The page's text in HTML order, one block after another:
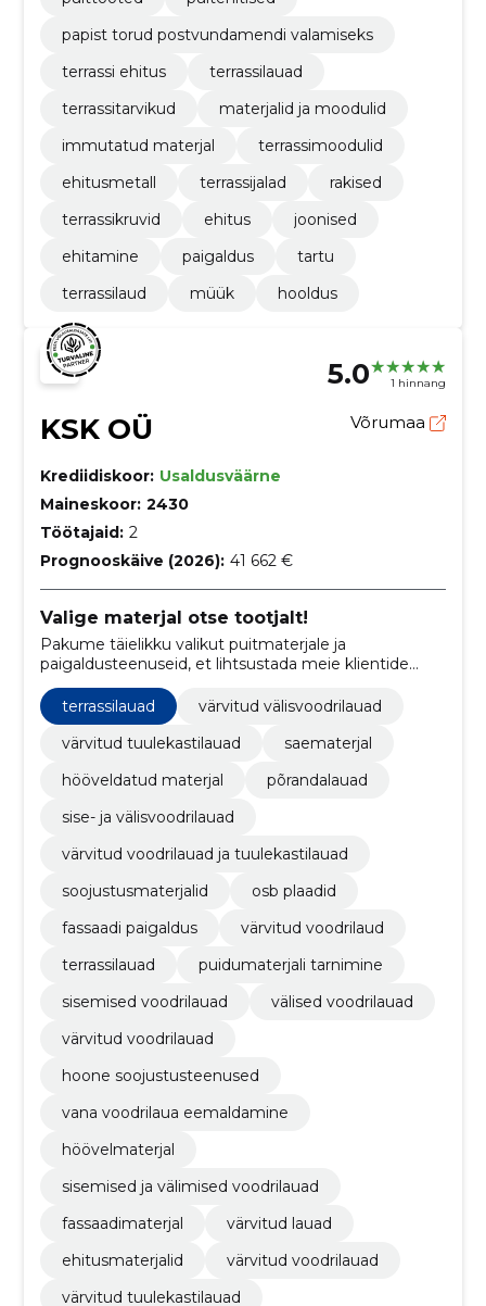
papist torud postvundamendi valamiseks
terrassi ehitus
terrassilauad
terrassitarvikud
materjalid ja moodulid
immutatud materjal
terrassimoodulid
ehitusmetall
terrassijalad
rakised
terrassikruvid
ehitus
joonised
ehitamine
paigaldus
tartu
terrassilaud
müük hooldus
5.0 1 hinnang
KSK OÜ Võrumaa
Krediidiskoor: Usaldusväärne
Maineskoor: 2430
Töötajaid: 2
Prognooskäive (2026): 41 662 €
Valige materjal otse tootjalt!
Pakume täielikku valikut puitmaterjale ja
paigaldusteenuseid, et lihtsustada meie klientide
ehitusprotsessi.
terrassilauad
värvitud välisvoodrilauad
värvitud tuulekastilauad
saematerjal
hööveldatud materjal
põrandalauad
sise- ja välisvoodrilauad
värvitud voodrilauad ja tuulekastilauad
soojustusmaterjalid
osb plaadid
fassaadi paigaldus
värvitud voodrilaud
terrassilauad
puidumaterjali tarnimine
sisemised voodrilauad
välised voodrilauad
värvitud voodrilauad
hoone soojustusteenused
vana voodrilaua eemaldamine
höövelmaterjal
sisemised ja välimised voodrilauad
fassaadimaterjal
värvitud lauad
ehitusmaterjalid
värvitud voodrilauad
värvitud tuulekastilauad